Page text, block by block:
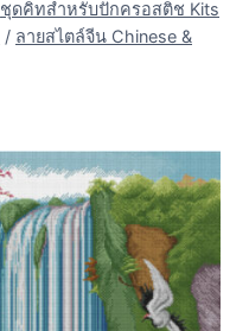
ชุดคิทสำหรับปักครอสติช Kits
/ ลายสไตล์จีน Chinese &